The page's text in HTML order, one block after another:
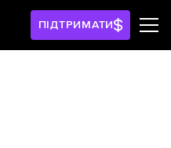
ПІДТРИМАТИ